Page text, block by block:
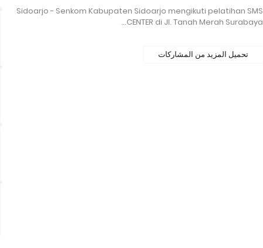
Sidoarjo - Senkom Kabupaten Sidoarjo mengikuti pelatihan SMS
CENTER di Jl. Tanah Merah Surabaya…
تحميل المزيد من المشاركات